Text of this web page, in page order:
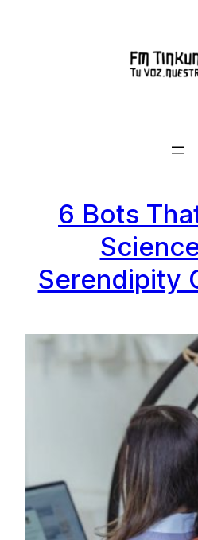
6 Bots
Serendipity